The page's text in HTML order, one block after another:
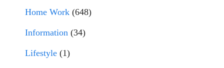
Home Work (648)
Information (34)
Lifestyle (1)